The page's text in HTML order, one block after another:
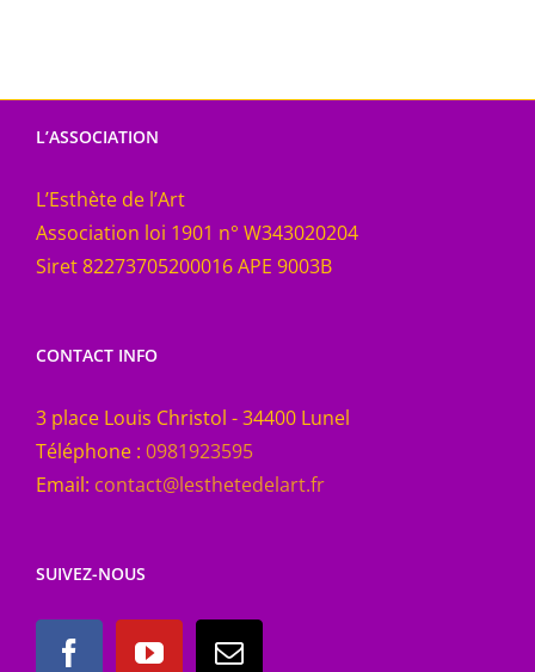
L’ASSOCIATION
L’Esthète de l’Art
Association loi 1901 n° W343020204
Siret 82273705200016 APE 9003B
CONTACT INFO
3 place Louis Christol - 34400 Lunel
Téléphone : 0981923595
Email: contact@lesthetedelart.fr
SUIVEZ-NOUS